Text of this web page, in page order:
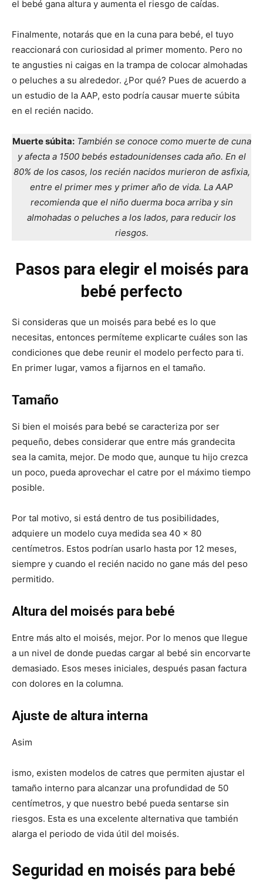
el bebé gana altura y aumenta el riesgo de caídas.
Finalmente, notarás que en la cuna para bebé, el tuyo
reaccionará con curiosidad al primer momento. Pero no
te angusties ni caigas en la trampa de colocar almohadas
o peluches a su alrededor. ¿Por qué? Pues de acuerdo a
un estudio de la AAP, esto podría causar muerte súbita
en el recién nacido.
Muerte súbita:También se conoce como muerte de cuna
y afecta a 1500 bebés estadounidenses cada año. En el
80% de los casos, los recién nacidos murieron de asfixia,
entre el primer mes y primer año de vida. La AAP
recomienda que el niño duerma boca arriba y sin
almohadas o peluches a los lados, para reducir los
riesgos.
Pasos para elegir el moisés para
bebé perfecto
Si consideras que un moisés para bebé es lo que
necesitas, entonces permíteme explicarte cuáles son las
condiciones que debe reunir el modelo perfecto para ti.
En primer lugar, vamos a fijarnos en el tamaño.
Tamaño
Si bien el moisés para bebé se caracteriza por ser
pequeño, debes considerar que entre más grandecita
sea la camita, mejor. De modo que, aunque tu hijo crezca
un poco, pueda aprovechar el catre por el máximo tiempo
posible.
Por tal motivo, si está dentro de tus posibilidades,
adquiere un modelo cuya medida sea 40 x 80
centímetros. Estos podrían usarlo hasta por 12 meses,
siempre y cuando el recién nacido no gane más del peso
permitido.
Altura del moisés para bebé
Entre más alto el moisés, mejor. Por lo menos que llegue
a un nivel de donde puedas cargar al bebé sin encorvarte
demasiado. Esos meses iniciales, después pasan factura
con dolores en la columna.
Ajuste de altura interna
Asim
ismo, existen modelos de catres que permiten ajustar el
tamaño interno para alcanzar una profundidad de 50
centímetros, y que nuestro bebé pueda sentarse sin
riesgos. Esta es una excelente alternativa que también
alarga el periodo de vida útil del moisés.
Seguridad en moisés para bebé